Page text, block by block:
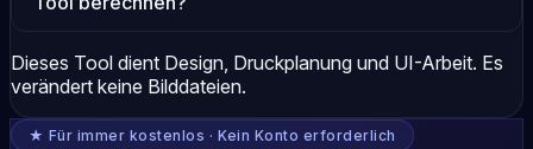
Dieses Tool dient Design, Druckplanung und UI-Arbeit. Es
verändert keine Bilddateien.
★ Für immer kostenlos · Kein Konto erforderlich